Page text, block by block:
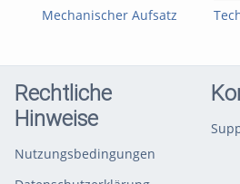
Mechanischer Aufsatz
MAV 500
Rechtliche
Hinweise
Nutzungsbedingungen